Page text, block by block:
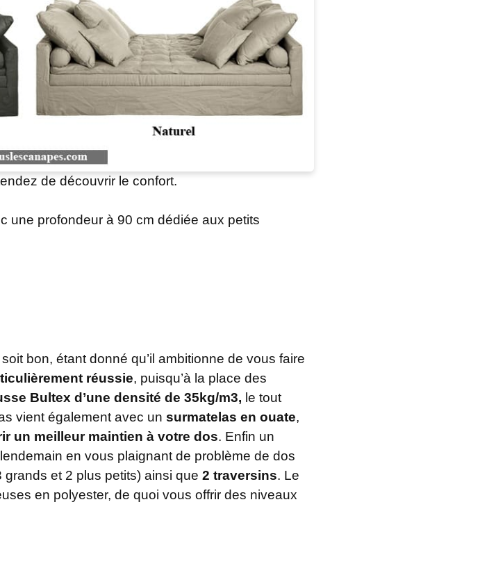
de découvrir le confort.
une profondeur à 90 cm dédiée aux petits
bon, étant donné qu’il ambitionne de vous faire
réussie, puisqu’à la place des
Bultex d’une densité de 35kg/m3, le tout
vient également avec un surmatelas en ouate,
un meilleur maintien à votre dos. Enfin un
en vous plaignant de problème de dos
grands et 2 plus petits) ainsi que 2 traversins. Le
en polyester, de quoi vous offrir des niveaux